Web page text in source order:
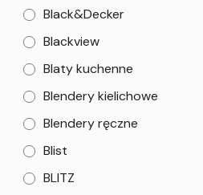
Black&Decker
Blackview
Blaty kuchenne
Blendery kielichowe
Blendery ręczne
Blist
BLITZ